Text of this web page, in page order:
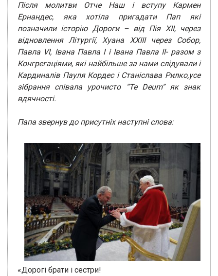
Після молитви Отче Наш і вступу Кармен
Ернандес, яка хотіла пригадати Пап які
позначили історію Дороги – від Пія XII, через
відновлення Літургії, Хуана XXIII через Собор,
Павла VI, Івана Павла I і Івана Павла II- разом з
Конгрегаціями, які найбільше за нами слідували і
Кардиналів Пауля Кордес і Станіслава Рилко,усе
зібрання співала урочисто “Te Deum” як знак
вдячності.
Папа звернув до присутніх наступні слова:
«Дорогі брати і сестри!